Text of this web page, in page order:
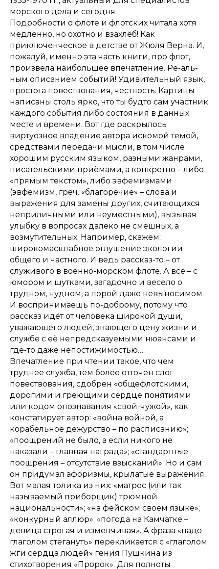
морского дела и сегодня.
Подробности о флоте и флотских читала хотя
медленно, но охотно и взахлёб! Как
приключенческое в детстве от Жюля Верна. И,
пожалуй, именно эта часть книги, про флот,
произвела наибольшее впечатление. Ре-аль-
ным описанием событий! Удивительный язык,
простота повествования, честность. Картины
написаны столь ярко, что ты будто сам участник
каждого события либо состояния в данных
месте и времени. Вот где раскрылось
виртуозное владение автора искомой темой,
средствами передачи мысли, в том числе
хорошим русским языком, разными жанрами,
писательскими приёмами, а конкретно – либо
«прямым текстом», либо эвфемизмами
(эвфемизм, греч. «благоречие» – слова и
выражения для замены других, считающихся
неприличными или неуместными), вызывая
улыбку в вопросах далеко не смешных, а
возмутительных. Например, скажем:
широкомасштабное оглушение экологии
общего и частного. И ведь рассказ-то – от
служивого в военно-морском флоте. А всё – с
юмором и шутками, загадочно и весело о
трудном, нудном, а порой даже невыносимом.
И воспринимаешь по-доброму, потому что
рассказ идёт от человека широкой души,
уважающего людей, знающего цену жизни и
службе с её непредсказуемыми нюансами и
где-то даже непостижимостью…
Впечатление при чтении такое, что чем
труднее служба, тем более отточен слог
повествования, сдобрен «общефлотскими,
дорогими и греющими сердце понятиями
или кодом опознавания «свой-чужой», как
констатирует автор: «война войной, а
корабельное дежурство – по расписанию»;
«поощрений не было, а если никого не
наказали – главная награда»; «стандартные
поощрения – отсутствие взысканий». Но и сам
он придумал афоризмы, крылатые выражения.
Вот малая толика из них: «матрос (или так
называемый приборщик) трюмной
национальности»; «на фейском своём языке»;
«конкурный аллюр»; «погода на Камчатке –
девица строгая и изменчивая». А фраза «надо
глаголом стегануть» перекликается с «глаголом
жги сердца людей» гения Пушкина из
стихотворения «Пророк». Для полноты